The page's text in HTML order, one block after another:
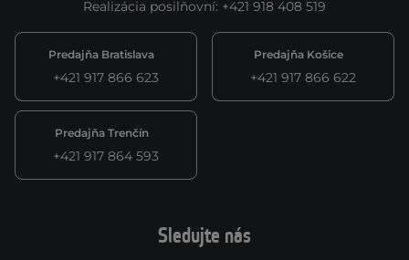
Realizácia posilňovní: +421 918 408 519
Predajňa Bratislava
+421 917 866 623
Predajňa Košice
+421 917 866 622
Predajňa Trenčín
+421 917 864 593
Sledujte nás